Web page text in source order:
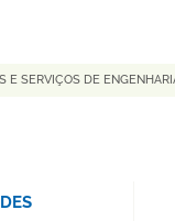
E SERVIÇOS DE